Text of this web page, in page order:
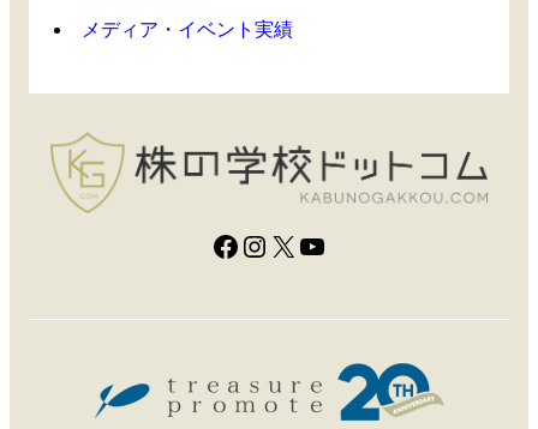
メディア・イベント実績
Facebook InstagramX YouTube